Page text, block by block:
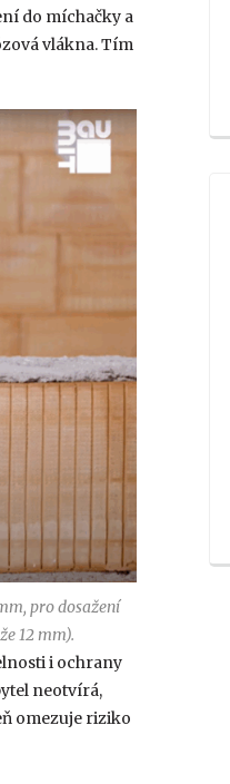
do míchačky a
vlákna. Tím
pro dosažení
12 mm).
i ochrany
neotvírá,
omezuje riziko